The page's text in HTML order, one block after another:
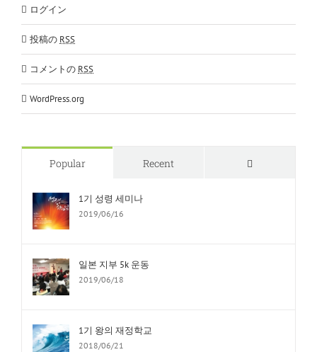
ログイン
投稿の RSS
コメントの RSS
WordPress.org
Popular Recent
1기 성령 세미나
2019/06/16
일본 지부 5k 운동
2019/06/18
1기 왕의 재정학교
2018/06/21